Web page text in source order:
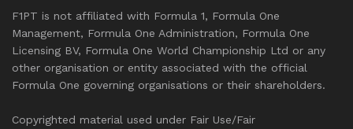
F1PT is not affiliated with Formula 1, Formula One
Management, Formula One Administration, Formula One
Licensing BV, Formula One World Championship Ltd or any
other organisation or entity associated with the official
Formula One governing organisations or their shareholders.
Copyrighted material used under Fair Use/Fair